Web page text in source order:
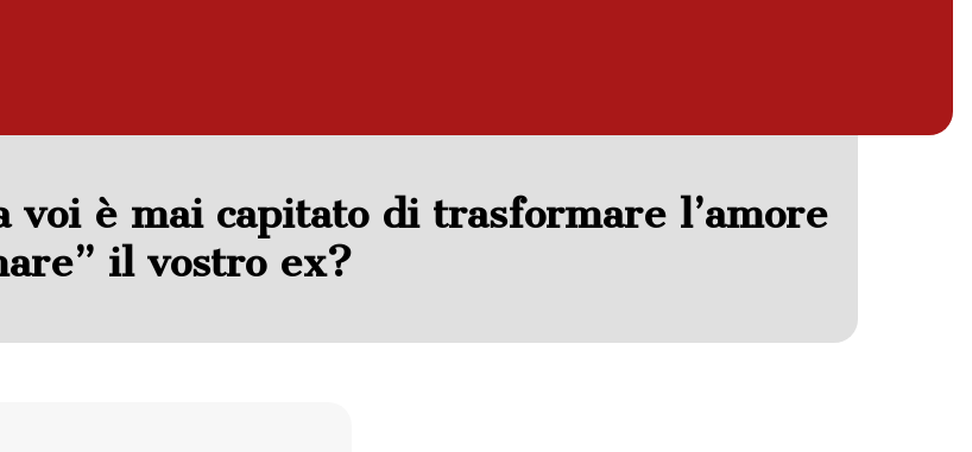
voi è mai capitato di trasformare l’amore
il vostro ex?